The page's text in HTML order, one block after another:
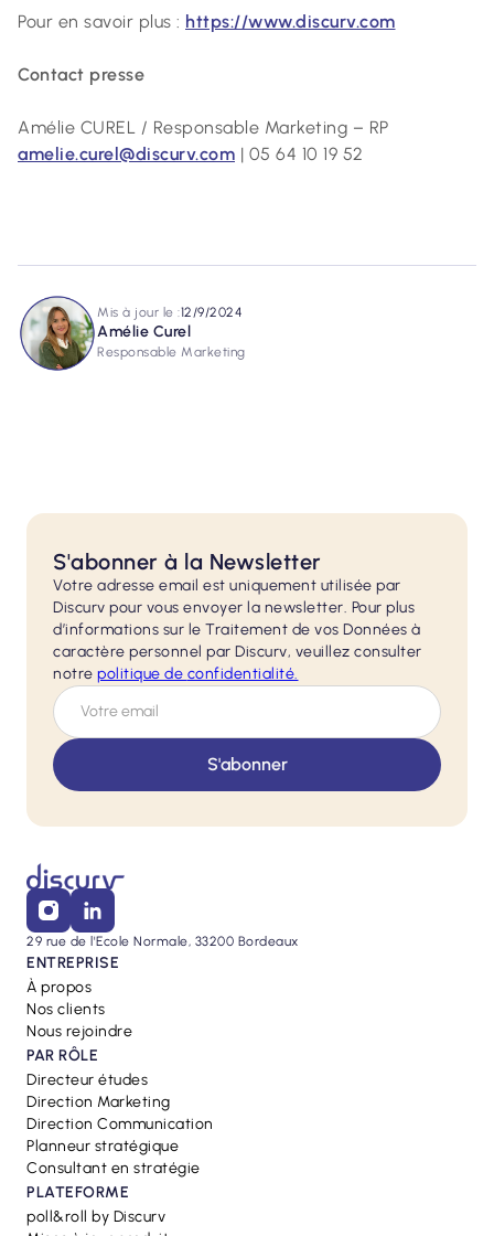
Pour en savoir plus : https://www.discurv.com
Contact presse
Amélie CUREL / Responsable Marketing – RP
amelie.curel@discurv.com | 05 64 10 19 52
Mis à jour le :12/9/2024
Amélie Curel
Responsable Marketing
S'abonner à la Newsletter
Votre adresse email est uniquement utilisée par
Discurv pour vous envoyer la newsletter. Pour plus
d’informations sur le Traitement de vos Données à
caractère personnel par Discurv, veuillez consulter
notre politique de confidentialité.
29 rue de l'Ecole Normale, 33200 Bordeaux
ENTREPRISE
À propos
Nos clients
Nous rejoindre
PAR RÔLE
Directeur études
Direction Marketing
Direction Communication
Planneur stratégique
Consultant en stratégie
PLATEFORME
poll&roll by Discurv